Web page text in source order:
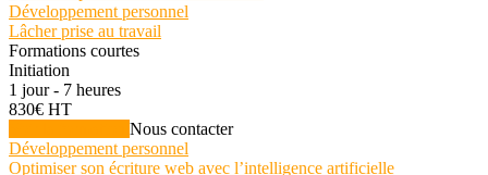
Développement personnel
Lâcher prise au travail
Formations courtes
Initiation
1 jour - 7 heures
830€ HT
Nous contacter
Développement personnel
Optimiser son écriture web avec l’intelligence artificielle